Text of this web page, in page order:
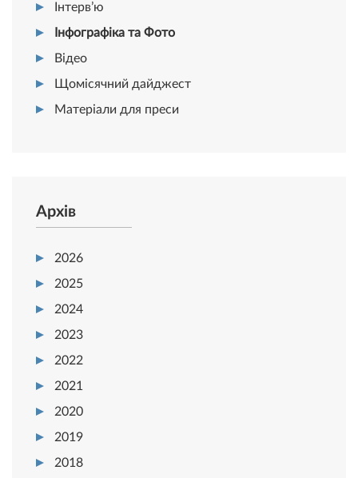
Інтерв’ю
Інфографіка та Фото
Відео
Щомісячний дайджест
Матеріали для преси
Архів
2026
2025
2024
2023
2022
2021
2020
2019
2018